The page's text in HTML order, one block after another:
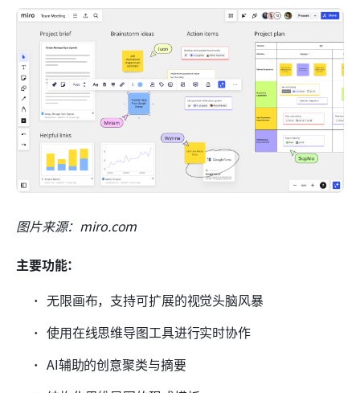
图片来源：miro.com
主要功能：
无限画布，支持可扩展的视觉头脑风暴
使用在线思维导图工具进行实时协作
AI辅助的创意聚类与摘要